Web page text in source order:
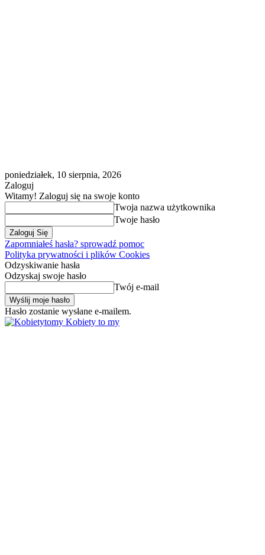
poniedziałek, 10 sierpnia, 2026
Zaloguj
Witamy! Zaloguj się na swoje konto
Twoja nazwa użytkownika
Twoje hasło
Zapomniałeś hasła? sprowadź pomoc
Polityka prywatności i plików Cookies
Odzyskiwanie hasła
Odzyskaj swoje hasło
Twój e-mail
Hasło zostanie wysłane e-mailem.
Kobiety to my